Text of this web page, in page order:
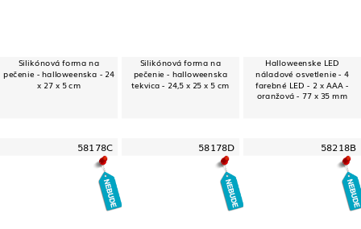
Silikónová forma na
pečenie - halloweenska - 24
x 27 x 5 cm
Silikónová forma na
pečenie - halloweenska
tekvica - 24,5 x 25 x 5 cm
Halloweenske LED
náladové osvetlenie - 4
farebné LED - 2 x AAA -
oranžová - 77 x 35 mm
58178C 58178D 58218B